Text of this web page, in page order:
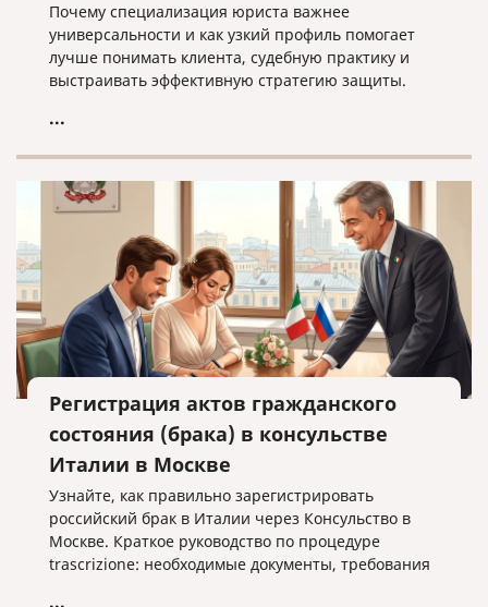
Почему специализация юриста важнее
универсальности и как узкий профиль помогает
лучше понимать клиента, судебную практику и
выстраивать эффективную стратегию защиты.
...
Регистрация актов гражданского
состояния (брака) в консульстве
Италии в Москве
Узнайте, как правильно зарегистрировать
российский брак в Италии через Консульство в
Москве. Краткое руководство по процедуре
trascrizione: необходимые документы, требования
...